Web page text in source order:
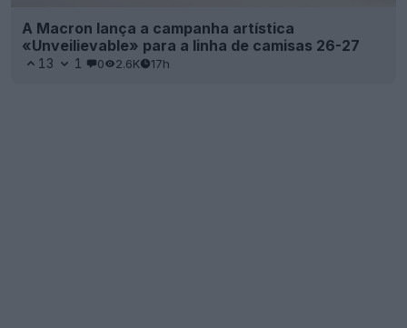
A Macron lança a campanha artística
«Unveilievable» para a linha de camisas 26-27
13 1 0 2.6K 17h